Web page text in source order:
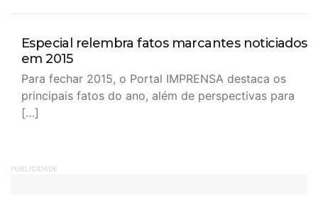
Especial relembra fatos marcantes noticiados
em 2015
Para fechar 2015, o Portal IMPRENSA destaca os
principais fatos do ano, além de perspectivas para
[…]
PUBLICIDADE